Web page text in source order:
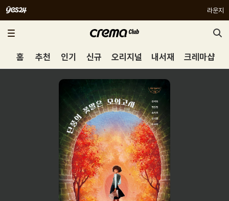
라운지
홈 추천 인기 신규 오리지널 내서재 크레마샵